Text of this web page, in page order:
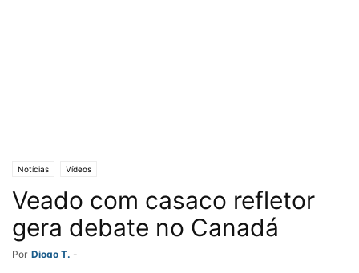
Notícias Vídeos
Veado com casaco refletor
gera debate no Canadá
Por Diogo T. -